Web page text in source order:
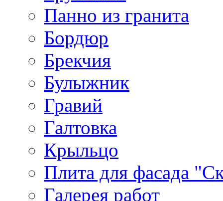
Панно из гранита
Бордюр
Брекчия
Булыжник
Гравий
Галтовка
Крыльцо
Плита для фасада
Галерея работ